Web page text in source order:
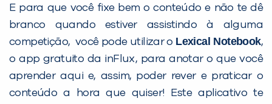
E para que você fixe bem o conteúdo e não te dê
branco quando estiver assistindo à alguma
competição, você pode utilizar o Lexical Notebook,
o app gratuito da inFlux, para anotar o que você
aprender aqui e, assim, poder rever e praticar o
conteúdo a hora que quiser! Este aplicativo te